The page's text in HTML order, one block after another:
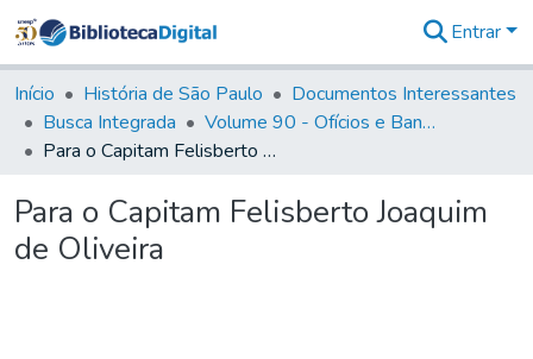
&
Coleções
Tudo na
Biblioteca
Estatísticas
Entrar
Início História de São Paulo
Documentos Interessantes
Busca Integrada
Volume 90 - Ofícios e Bandos do Capitão General, Conde de Palma, aos funcionários da Capitania (1814- 1817)
Para o Capitam Felisberto Joaquim de Oliveira
Para o Capitam Felisberto Joaquim
de Oliveira